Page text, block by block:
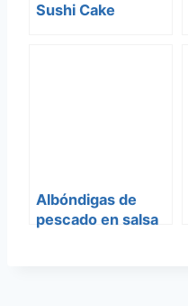
Sushi Cake
Albóndigas de
pescado en salsa